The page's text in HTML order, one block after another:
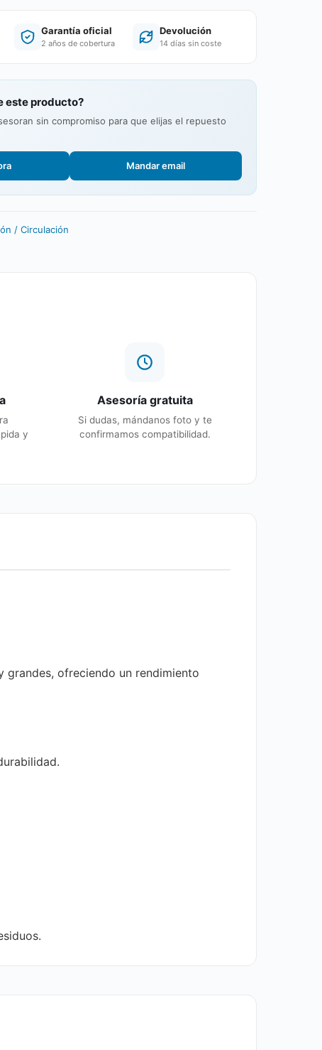
Garantía oficial
2 años de cobertura
Devolución
14 días sin coste
este producto?
sin compromiso para que elijas el repuesto
Mandar email
/ Circulación
y
Asesoría gratuita
Si dudas, mándanos foto y te
confirmamos compatibilidad.
grandes, ofreciendo un rendimiento